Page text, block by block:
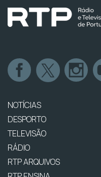
NOTÍCIAS
DESPORTO
TELEVISÃO
RÁDIO
RTP ARQUIVOS